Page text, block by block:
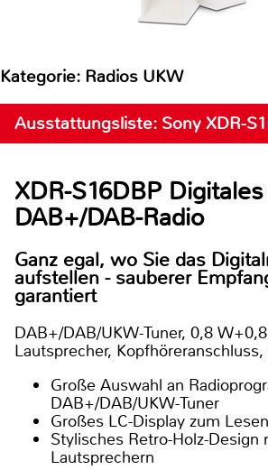
Kategorie: Radios UKW
Ausstattungsliste: Sony XDR-
XDR-S16DBP Digitales
DAB+/DAB-Radio
Ganz egal, wo Sie das
aufstellen - sauberer
garantiert
DAB+/DAB/UKW-Tuner, 0,8
Lautsprecher, Kopfhöreranschluss,
Große Auswahl an
DAB+/DAB/UKW-Tuner
Großes LC-Display zum
Stylisches Retro-Holz-Design
Lautsprechern